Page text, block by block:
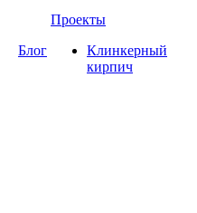
Блог
Проекты
Клинкерный
кирпич